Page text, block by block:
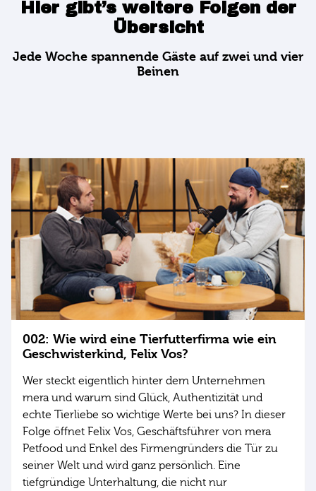
Hier gibt’s weitere Folgen der
Übersicht
Jede Woche spannende Gäste auf zwei und vier
Beinen
002: Wie wird eine Tierfutterfirma wie ein
Geschwisterkind, Felix Vos?
Wer steckt eigentlich hinter dem Unternehmen
mera und warum sind Glück, Authentizität und
echte Tierliebe so wichtige Werte bei uns? In dieser
Folge öffnet Felix Vos, Geschäftsführer von mera
Petfood und Enkel des Firmengründers die Tür zu
seiner Welt und wird ganz persönlich. Eine
tiefgründige Unterhaltung, die nicht nur